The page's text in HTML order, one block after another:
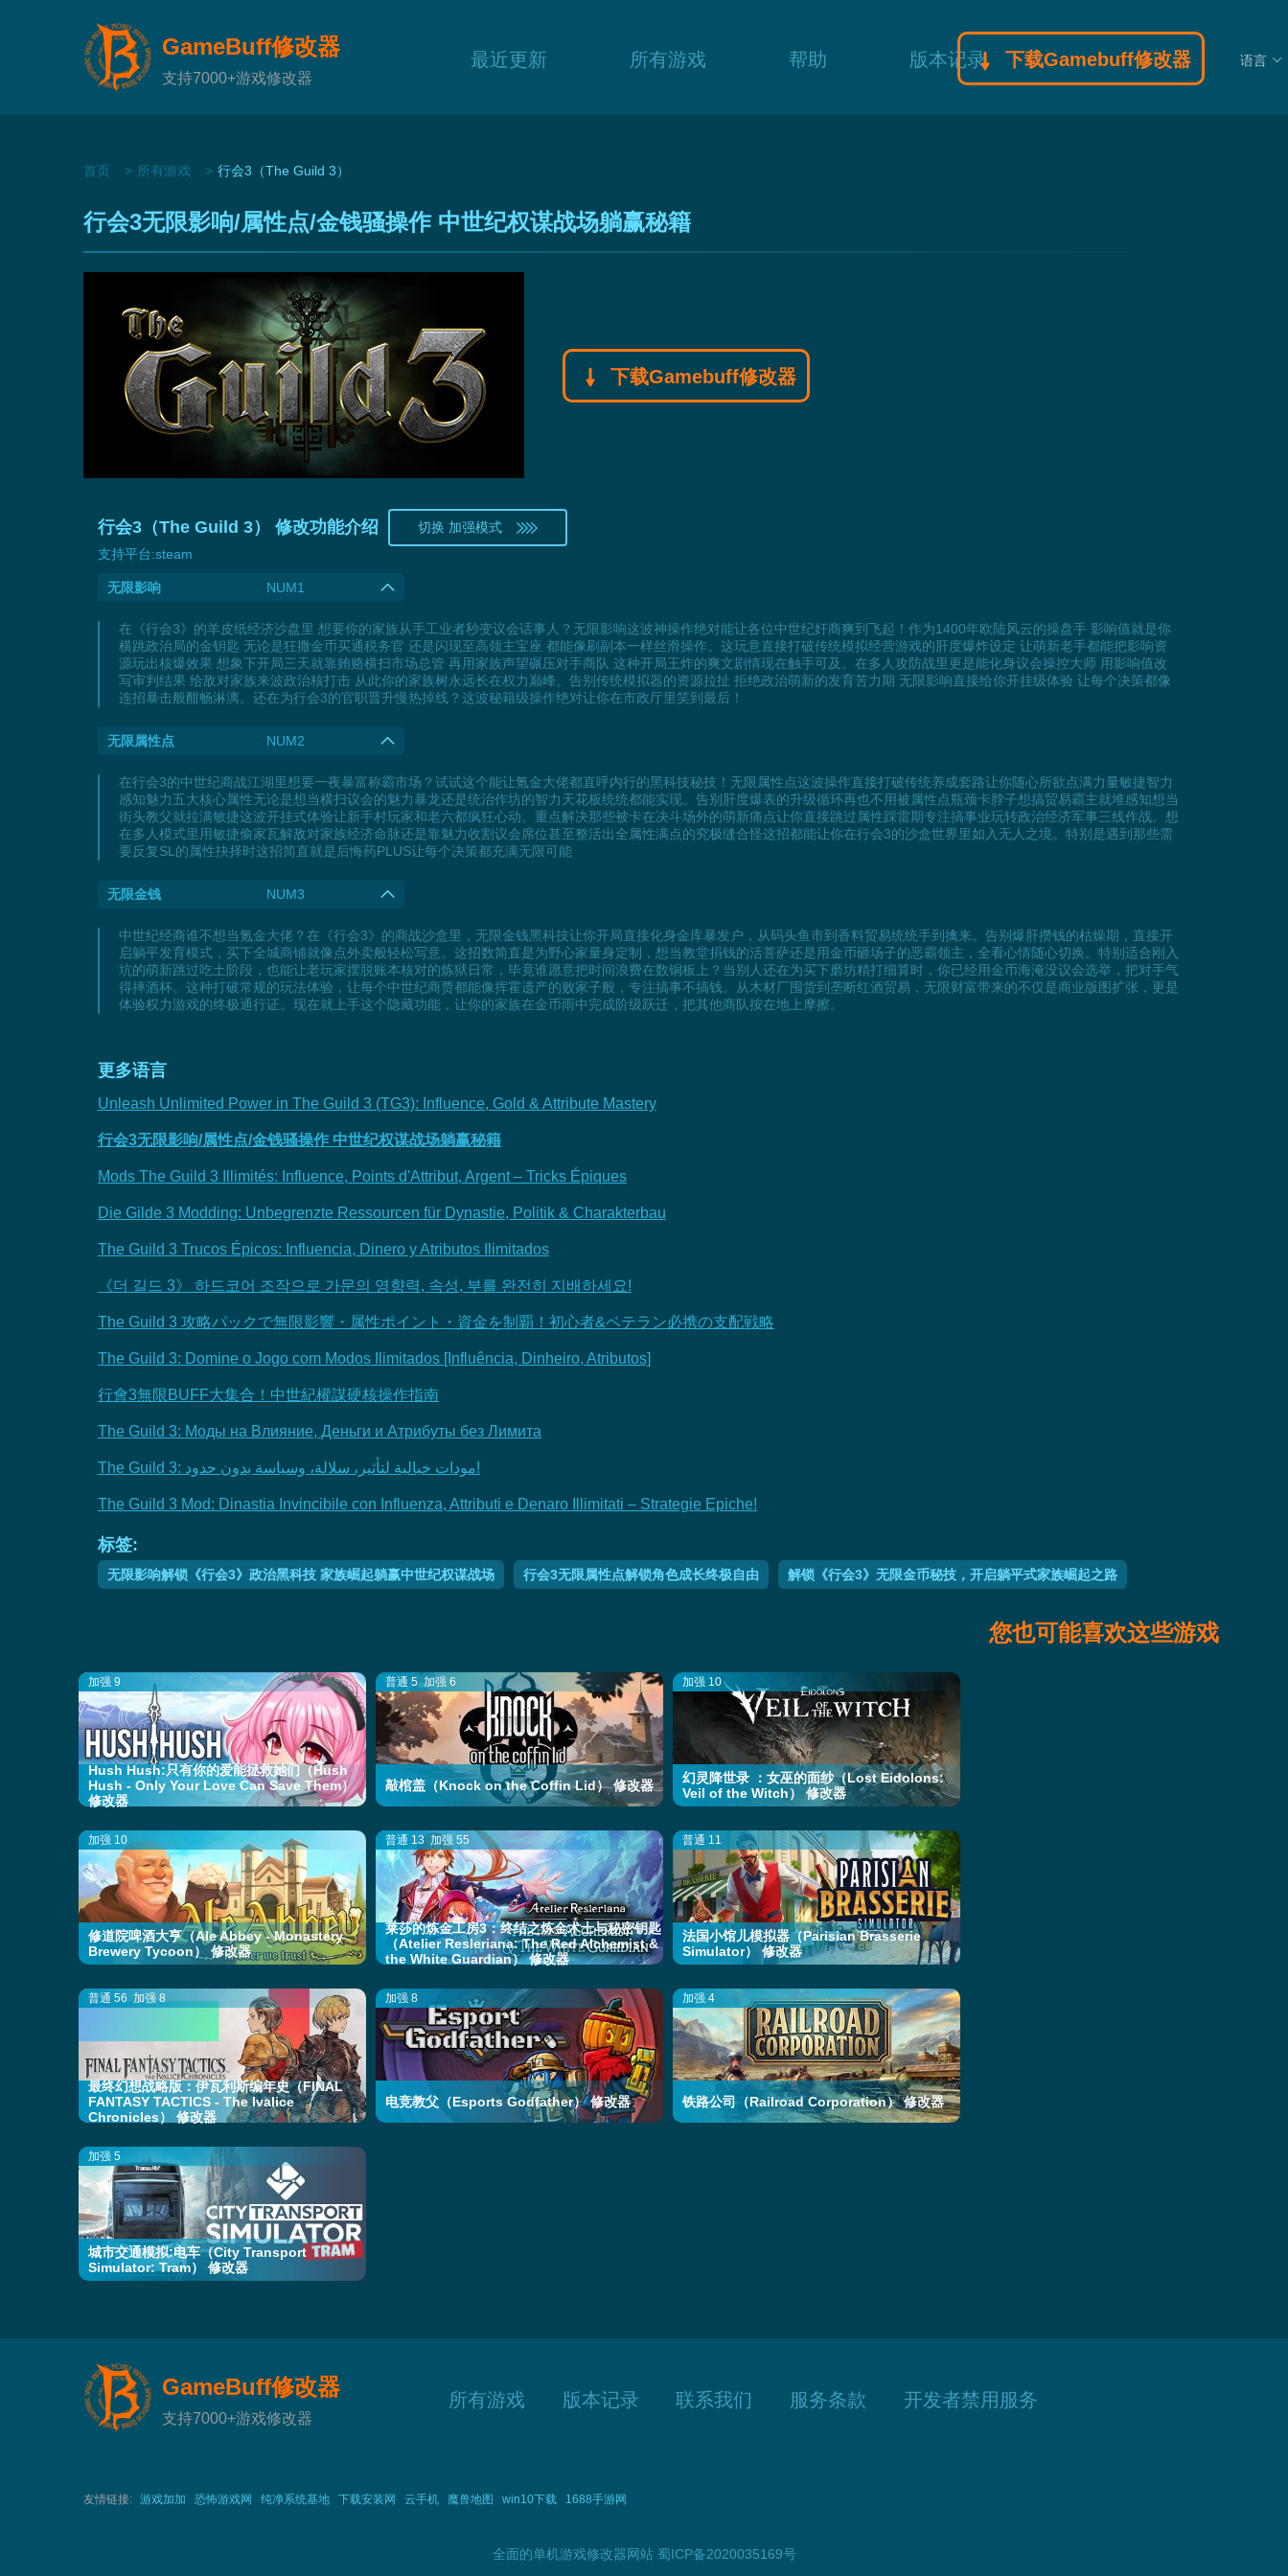
GameBuff修改器
支持7000+游戏修改器
最近更新 所有游戏 帮助 版本记录 下载Gamebuff修改器 语言
首页 所有游戏 行会3（The Guild 3）
行会3无限影响/属性点/金钱骚操作 中世纪权谋战场躺赢秘籍
下载Gamebuff修改器
行会3（The Guild 3） 修改功能介绍
切换 加强模式
支持平台:steam
无限影响 NUM1
在《行会3》的羊皮纸经济沙盘里 想要你的家族从手工业者秒变议会话事人？无限影响这波神操作绝对能让各位中世纪奸商爽到飞起！作为1400年欧陆风云的操盘手 影响值就是你
横跳政治局的金钥匙 无论是狂撒金币买通税务官 还是闪现至高领主宝座 都能像刷副本一样丝滑操作。这玩意直接打破传统模拟经营游戏的肝度爆炸设定 让萌新老手都能把影响资
源玩出核爆效果 想象下开局三天就靠贿赂横扫市场总管 再用家族声望碾压对手商队 这种开局王炸的爽文剧情现在触手可及。在多人攻防战里更是能化身议会操控大师 用影响值改
写审判结果 给敌对家族来波政治核打击 从此你的家族树永远长在权力巅峰。告别传统模拟器的资源拉扯 拒绝政治萌新的发育苦力期 无限影响直接给你开挂级体验 让每个决策都像
连招暴击般酣畅淋漓。还在为行会3的官职晋升慢热掉线？这波秘籍级操作绝对让你在市政厅里笑到最后！
无限属性点 NUM2
在行会3的中世纪商战江湖里想要一夜暴富称霸市场？试试这个能让氪金大佬都直呼内行的黑科技秘技！无限属性点这波操作直接打破传统养成套路让你随心所欲点满力量敏捷智力
感知魅力五大核心属性无论是想当横扫议会的魅力暴龙还是统治作坊的智力天花板统统都能实现。告别肝度爆表的升级循环再也不用被属性点瓶颈卡脖子想搞贸易霸主就堆感知想当
街头教父就拉满敏捷这波开挂式体验让新手村玩家和老六都疯狂心动。重点解决那些被卡在决斗场外的萌新痛点让你直接跳过属性踩雷期专注搞事业玩转政治经济军事三线作战。想
在多人模式里用敏捷偷家瓦解敌对家族经济命脉还是靠魅力收割议会席位甚至整活出全属性满点的究极缝合怪这招都能让你在行会3的沙盒世界里如入无人之境。特别是遇到那些需
要反复SL的属性抉择时这招简直就是后悔药PLUS让每个决策都充满无限可能
无限金钱 NUM3
中世纪经商谁不想当氪金大佬？在《行会3》的商战沙盒里，无限金钱黑科技让你开局直接化身金库暴发户，从码头鱼市到香料贸易统统手到擒来。告别爆肝攒钱的枯燥期，直接开
启躺平发育模式，买下全城商铺就像点外卖般轻松写意。这招数简直是为野心家量身定制，想当教堂捐钱的活菩萨还是用金币砸场子的恶霸领主，全看心情随心切换。特别适合刚入
坑的萌新跳过吃土阶段，也能让老玩家摆脱账本核对的炼狱日常，毕竟谁愿意把时间浪费在数铜板上？当别人还在为买下磨坊精打细算时，你已经用金币海淹没议会选举，把对手气
得摔酒杯。这种打破常规的玩法体验，让每个中世纪商贾都能像挥霍遗产的败家子般，专注搞事不搞钱。从木材厂囤货到垄断红酒贸易，无限财富带来的不仅是商业版图扩张，更是
体验权力游戏的终极通行证。现在就上手这个隐藏功能，让你的家族在金币雨中完成阶级跃迁，把其他商队按在地上摩擦。
更多语言
Unleash Unlimited Power in The Guild 3 (TG3): Influence, Gold & Attribute Mastery
行会3无限影响/属性点/金钱骚操作 中世纪权谋战场躺赢秘籍
Mods The Guild 3 Illimités: Influence, Points d'Attribut, Argent – Tricks Épiques
Die Gilde 3 Modding: Unbegrenzte Ressourcen für Dynastie, Politik & Charakterbau
The Guild 3 Trucos Épicos: Influencia, Dinero y Atributos Ilimitados
《더 길드 3》 하드코어 조작으로 가문의 영향력, 속성, 부를 완전히 지배하세요!
The Guild 3 攻略パックで無限影響・属性ポイント・資金を制覇！初心者&ベテラン必携の支配戦略
The Guild 3: Domine o Jogo com Modos Ilimitados [Influência, Dinheiro, Atributos]
行會3無限BUFF大集合！中世紀權謀硬核操作指南
The Guild 3: Моды на Влияние, Деньги и Атрибуты без Лимита
The Guild 3: مودات خيالية لتأثير، سلالة، وسياسة بدون حدود!
The Guild 3 Mod: Dinastia Invincibile con Influenza, Attributi e Denaro Illimitati – Strategie Epiche!
标签:
无限影响解锁《行会3》政治黑科技 家族崛起躺赢中世纪权谋战场 行会3无限属性点解锁角色成长终极自由 解锁《行会3》无限金币秘技，开启躺平式家族崛起之路
您也可能喜欢这些游戏
加强 9
Hush Hush:只有你的爱能拯救她们（Hush
Hush - Only Your Love Can Save Them）
修改器
普通 5 加强 6
敲棺盖（Knock on the Coffin Lid） 修改器
加强 10
幻灵降世录 ：女巫的面纱（Lost Eidolons:
Veil of the Witch） 修改器
加强 10
修道院啤酒大亨（Ale Abbey - Monastery
Brewery Tycoon） 修改器
普通 13 加强 55
莱莎的炼金工房3：终结之炼金术士与秘密钥匙
（Atelier Resleriana: The Red Alchemist &
the White Guardian） 修改器
普通 11
法国小馆儿模拟器（Parisian Brasserie
Simulator） 修改器
普通 56 加强 8
最终幻想战略版：伊瓦利斯编年史（FINAL
FANTASY TACTICS - The Ivalice
Chronicles） 修改器
加强 8
电竞教父（Esports Godfather） 修改器
加强 4
铁路公司（Railroad Corporation） 修改器
加强 5
城市交通模拟:电车（City Transport
Simulator: Tram） 修改器
GameBuff修改器
支持7000+游戏修改器
所有游戏 版本记录 联系我们 服务条款 开发者禁用服务
友情链接: 游戏加加 恐怖游戏网 纯净系统基地 下载安装网 云手机 魔兽地图 win10下载 1688手游网
全面的单机游戏修改器网站 蜀ICP备2020035169号